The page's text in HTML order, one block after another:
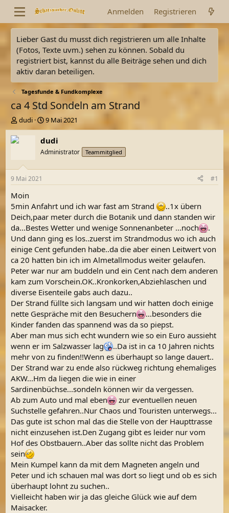
Anmelden Registrieren
Lieber Gast du musst dich registrieren um alle Inhalte
(Fotos, Texte uvm.) sehen zu können. Sobald du
registriert bist, kannst du alle Beiträge sehen und dich
aktiv daran beteiligen.
Tagesfunde & Fundkomplexe
ca 4 Std Sondeln am Strand
E
r
s
l
e
r
dudi
E
r
s
t
e
t
m
9 Mai 2021
dudi
Administrator Teammitglied
9 Mai 2021 #1
Moin
5min Anfahrt und ich war fast am Strand
..1x übern
Deich,paar meter durch die Botanik und dann standen wir
da...Bestes Wetter und wenige Sonnenanbeter ...noch
.
Und dann ging es los..zuerst im Strandmodus wo ich auch
einige Cent gefunden habe..da die aber einen Leitwert von
ca 20 hatten bin ich im Almetallmodus weiter gelaufen.
Peter war nur am buddeln und ein Cent nach dem anderen
kam zum Vorschein.OK..Kronkorken,Abziehlaschen und
diverse Eisenteile gabs auch dazu..
Der Strand füllte sich langsam und wir hatten doch einige
nette Gespräche mit den Besuchern
...besonders die
Kinder fanden das spannend was da so piepst.
Aber man mus sich echt wundern wie so ein Euro aussieht
wenn er im Salzwasser lag
..Da ist in ca 10 Jahren nichts
mehr von zu finden!!Wenn es überhaupt so lange dauert..
Der Strand war zu ende also rückweg richtung ehemaliges
AKW...Hm da liegen die wie in einer
Sardinenbüchse...sondeln können wir da vergessen.
Ab zum Auto und mal eben
zur eventuellen neuen
Suchstelle gefahren..Nur Chaos und Touristen unterwegs...
Das gute ist schon mal das die Stelle von der Haupttrasse
nicht einzusehen ist.Den Zugang gibt es leider nur vom
Hof des Obstbauern..Aber das sollte nicht das Problem
sein
Mein Kumpel kann da mit dem Magneten angeln und
Peter und ich schauen mal was dort so liegt und ob es sich
überhaupt lohnt zu suchen..
Vielleicht haben wir ja das gleiche Glück wie auf dem
Maisacker.